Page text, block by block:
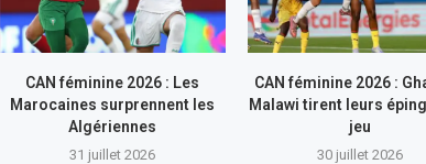
CAN féminine 2026 : Les
Marocaines surprennent les
Algériennes
31 juillet 2026
CAN féminine 2026 :
Malawi tirent leurs
jeu
30 juillet 2026